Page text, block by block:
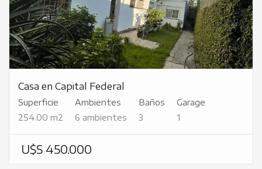
Casa en Capital Federal
Superficie
254.00 m2
Ambientes
6 ambientes
Baños
3
Garage
1
U$S 450.000